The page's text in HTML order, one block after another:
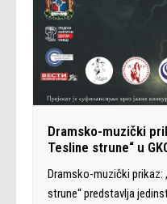
Dramsko-muzički
Tesline strune“ u
Dramsko-muzički prikaz:
strune“ predstavlja